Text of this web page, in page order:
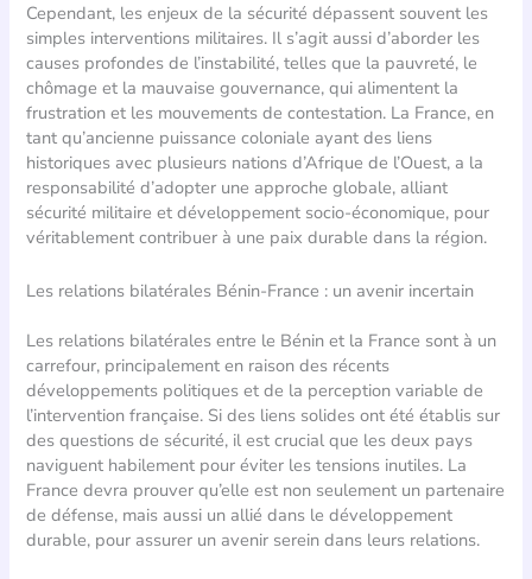
Cependant, les enjeux de la sécurité dépassent souvent les
simples interventions militaires. Il s’agit aussi d’aborder les
causes profondes de l’instabilité, telles que la pauvreté, le
chômage et la mauvaise gouvernance, qui alimentent la
frustration et les mouvements de contestation. La France, en
tant qu’ancienne puissance coloniale ayant des liens
historiques avec plusieurs nations d’Afrique de l’Ouest, a la
responsabilité d’adopter une approche globale, alliant
sécurité militaire et développement socio-économique, pour
véritablement contribuer à une paix durable dans la région.
Les relations bilatérales Bénin-France : un avenir incertain
Les relations bilatérales entre le Bénin et la France sont à un
carrefour, principalement en raison des récents
développements politiques et de la perception variable de
l’intervention française. Si des liens solides ont été établis sur
des questions de sécurité, il est crucial que les deux pays
naviguent habilement pour éviter les tensions inutiles. La
France devra prouver qu’elle est non seulement un partenaire
de défense, mais aussi un allié dans le développement
durable, pour assurer un avenir serein dans leurs relations.